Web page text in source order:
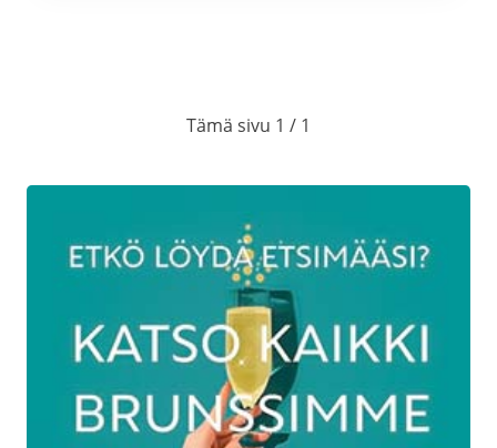
Porkkanalaatikkoa (L,G)
Höyrytettyjä perunoita (VE,G)
Waldorfinsalaattia
Rosollia (VE,G) ja punajuurikermavaahtoa
(L,G)
Metsäsienisalaattia (M,G)
Dijon-sinapilla maustettua perunasalaattia
Tämä sivu 1 / 1